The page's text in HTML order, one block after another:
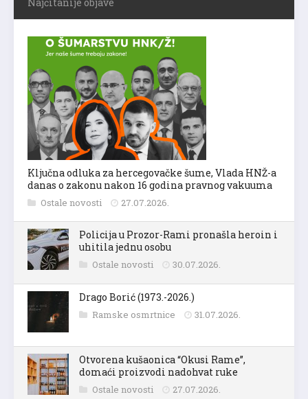
Najčitanije objave
Ključna odluka za hercegovačke šume, Vlada HNŽ-a
danas o zakonu nakon 16 godina pravnog vakuuma
Ostale novosti 27.07.2026.
Policija u Prozor-Rami pronašla heroin i
uhitila jednu osobu
Ostale novosti 30.07.2026.
Drago Borić (1973.-2026.)
Ramske osmrtnice 31.07.2026.
Otvorena kušaonica “Okusi Rame”,
domaći proizvodi nadohvat ruke
Ostale novosti 27.07.2026.